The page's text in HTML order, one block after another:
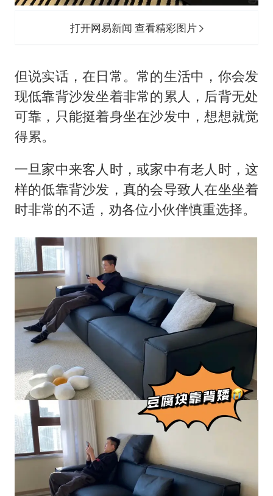
打开网易新闻 查看精彩图片
但说实话，在日常。常的生活中，你会发
现低靠背沙发坐着非常的累人，后背无处
可靠，只能挺着身坐在沙发中，想想就觉
得累。
一旦家中来客人时，或家中有老人时，这
样的低靠背沙发，真的会导致人在坐坐着
时非常的不适，劝各位小伙伴慎重选择。